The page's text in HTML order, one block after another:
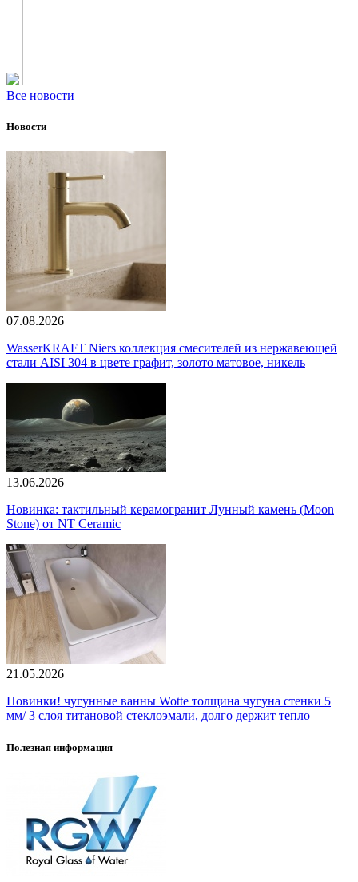
Все новости
Новости
07.08.2026
WasserKRAFT Niers коллекция смесителей из нержавеющей
стали AISI 304 в цвете графит, золото матовое, никель
13.06.2026
Новинка: тактильный керамогранит Лунный камень (Moon
Stone) от NT Ceramic
21.05.2026
Новинки! чугунные ванны Wotte толщина чугуна стенки 5
мм/ 3 слоя титановой стеклоэмали, долго держит тепло
Полезная информация